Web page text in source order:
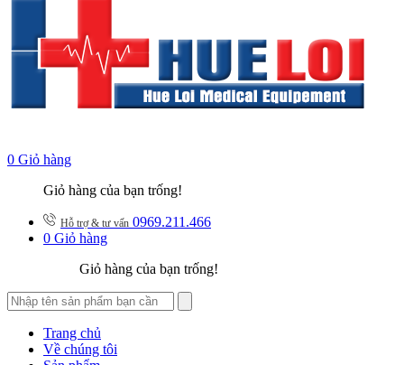
0 Giỏ hàng
Giỏ hàng của bạn trống!
Hỗ trợ & tư vấn 0969.211.466
0 Giỏ hàng
Giỏ hàng của bạn trống!
Trang chủ
Về chúng tôi